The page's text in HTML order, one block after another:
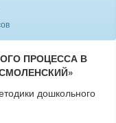
ПРОЦЕССА В
дошкольного